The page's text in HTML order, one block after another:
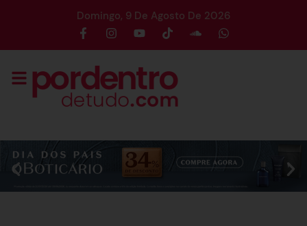
Domingo, 9 De Agosto De 2026